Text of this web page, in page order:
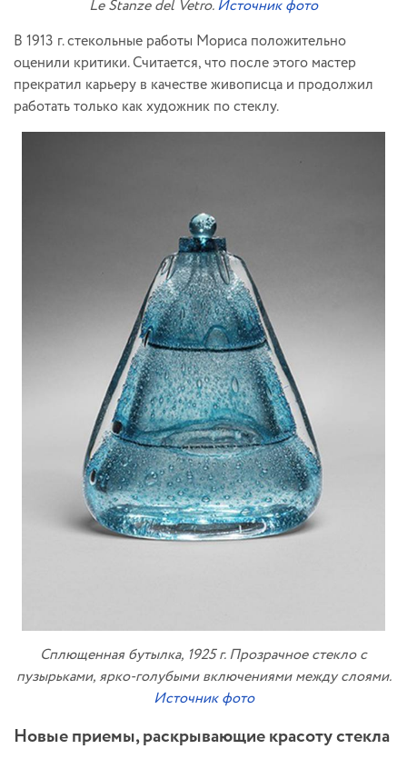
Le Stanze del Vetro.Источник фото
В 1913 г. стекольные работы Мориса положительно
оценили критики. Считается, что после этого мастер
прекратил карьеру в качестве живописца и продолжил
работать только как художник по стеклу.
Сплющенная бутылка, 1925 г. Прозрачное стекло с
пузырьками, ярко-голубыми включениями между слоями.
Источник фото
Новые приемы, раскрывающие красоту стекла